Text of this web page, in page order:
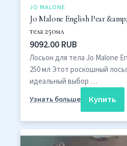
JO MALONE
Jo Malone English Pear
тела 250мл
9092.00 RUB
Лосьон для тела Jo Malone
250 мл Этот роскошный
идеальный выбор …
Узнать больше
Купить